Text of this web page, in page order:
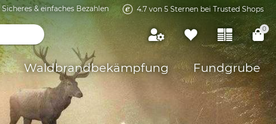
Sicheres & einfaches Bezahlen 4.7 von 5 Sternen bei Trusted Shops
0
Waldbrandbekämpfung Fundgrube